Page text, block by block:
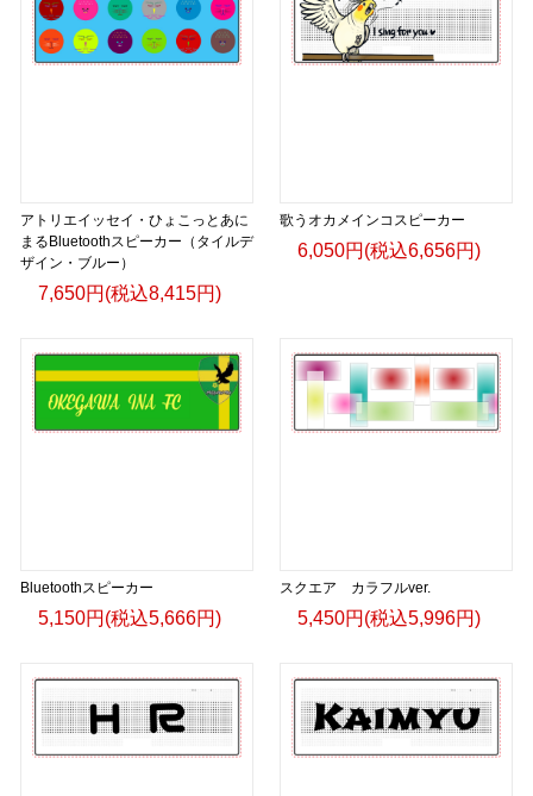
アトリエイッセイ・ひょこっとあに
まるBluetoothスピーカー（タイルデ
ザイン・ブルー）
7,650円(税込8,415円)
歌うオカメインコスピーカー
6,050円(税込6,656円)
Bluetoothスピーカー
5,150円(税込5,666円)
スクエア カラフルver.
5,450円(税込5,996円)